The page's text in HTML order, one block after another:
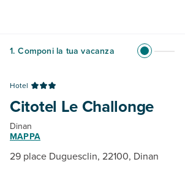
1. Componi la tua vacanza
Hotel
Citotel Le Challonge
Dinan
MAPPA
29 place Duguesclin, 22100, Dinan